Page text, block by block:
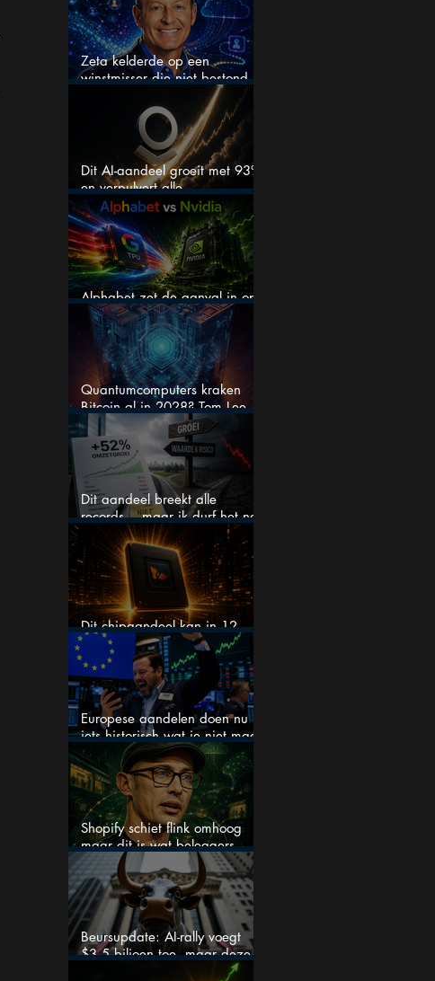
Zeta kelderde op een
winstmisser die niet bestond
maar zijn de aandelen
koopwaardig?
Dit AI-aandeel groeit met 93%
en verpulvert alle
verwachtingen, maar is het nu
nog wel koopwaardig?
Alphabet zet de aanval in op
Nvidia met eigen AI-chips
Quantumcomputers kraken
Bitcoin al in 2028? Tom Lee
luidt de alarmbel
Dit aandeel breekt alle
records… maar ik durf het na
deze koersstijging niet te
kopen
Dit chipaandeel kan in 12
maanden verdubbelen
Europese aandelen doen nu
iets historisch wat je niet mag
negeren
Shopify schiet flink omhoog
maar dit is wat beleggers
missen
Beursupdate: AI-rally voegt
$3,5 biljoen toe, maar deze
cijfers waarschuwen beleggers